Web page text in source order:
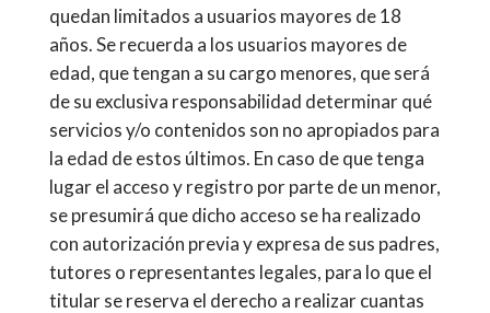
quedan limitados a usuarios mayores de 18
años. Se recuerda a los usuarios mayores de
edad, que tengan a su cargo menores, que será
de su exclusiva responsabilidad determinar qué
servicios y/o contenidos son no apropiados para
la edad de estos últimos. En caso de que tenga
lugar el acceso y registro por parte de un menor,
se presumirá que dicho acceso se ha realizado
con autorización previa y expresa de sus padres,
tutores o representantes legales, para lo que el
titular se reserva el derecho a realizar cuantas